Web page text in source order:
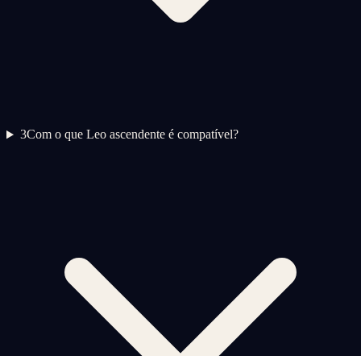
3Com o que Leo ascendente é compatível?